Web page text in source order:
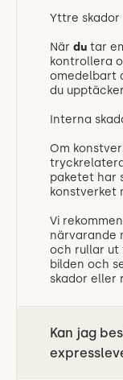
Yttre skador
När dutar
kontrollera
omedelbart
du
Interna
Om
paketet har
konstverket
Vi
närvarande
och rullar ut
bilden och
skador eller
Kan jag